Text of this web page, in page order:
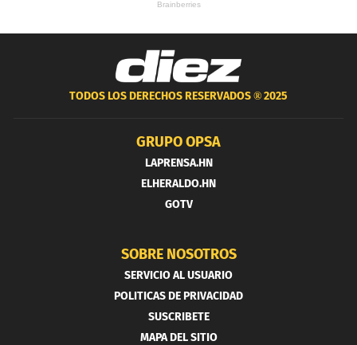
TODOS LOS DERECHOS RESERVADOS ®2025
GRUPO OPSA
LAPRENSA.HN
ELHERALDO.HN
GOTV
SOBRE NOSOTROS
SERVICIO AL USUARIO
POLITICAS DE PRIVACIDAD
SUSCRIBETE
MAPA DEL SITIO